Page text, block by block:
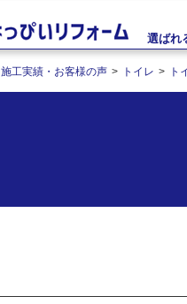
選ばれ
施工実績・お客様の声 トイレ ト